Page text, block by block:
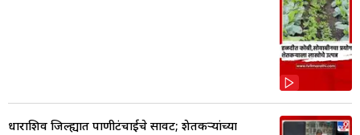
धाराशिव जिल्ह्यात पाणीटंचाईचे सावट; शेतकऱ्यांच्या